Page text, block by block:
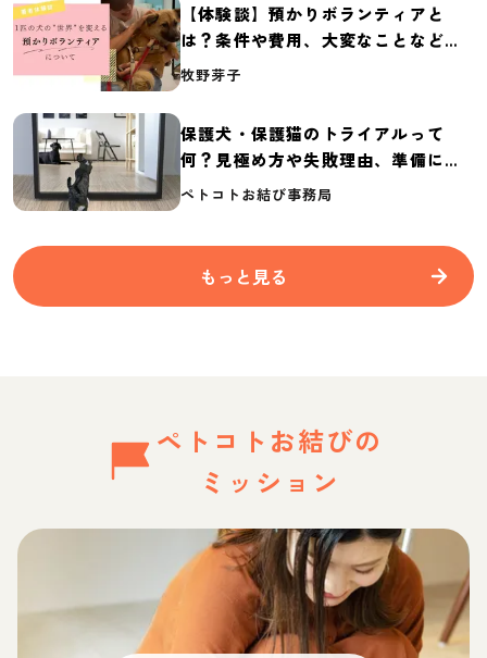
【体験談】預かりボランティアと
は？条件や費用、大変なことなど紹
介
牧野芽子
保護犬・保護猫のトライアルって
何？見極め方や失敗理由、準備に必
要なものを紹介
ペトコトお結び事務局
もっと見る
ペトコトお結びの
ミッション